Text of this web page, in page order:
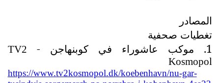
المصادر
تغطيات صحفية
1. موكب عاشوراء في كوبنهاجن -
TV2
Kosmopol
https://www.tv2kosmopol.dk/koebenhavn/nu-gar-